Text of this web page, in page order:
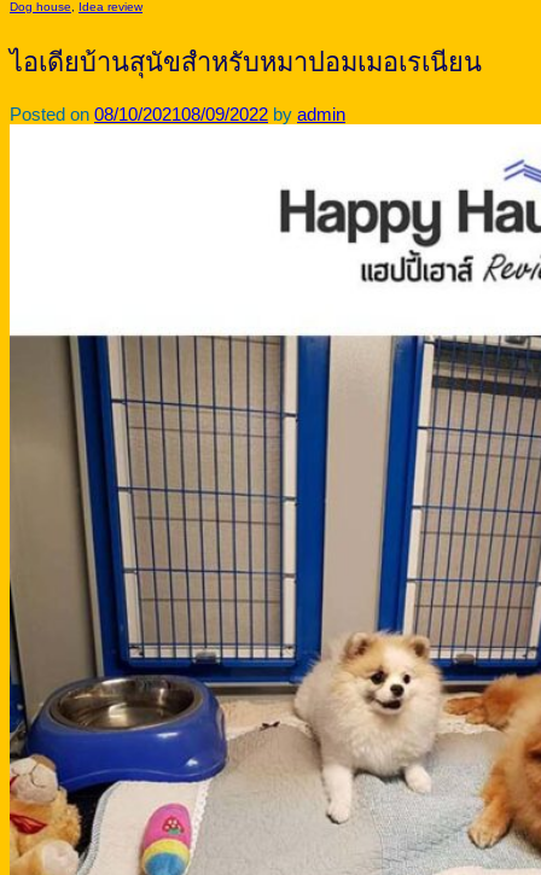
Dog house, Idea review
ไอเดียบ้านสุนัขสำหรับหมาปอมเมอเรเนียน
Posted on 08/10/202108/09/2022 by admin